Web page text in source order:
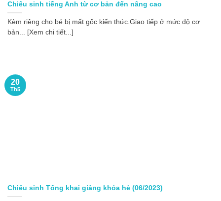
Chiêu sinh tiếng Anh từ cơ bản đến nâng cao
Kèm riêng cho bé bị mất gốc kiến thức.Giao tiếp ở mức độ cơ
bản... [Xem chi tiết...]
Chiêu sinh Tổng khai giảng khóa hè (06/2023)
20
Th5